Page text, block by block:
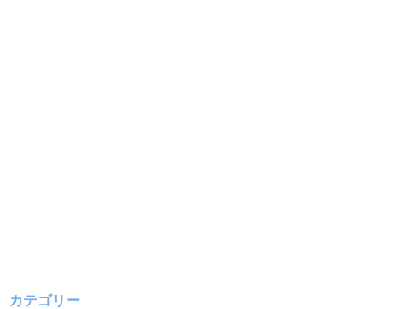
カテゴリー